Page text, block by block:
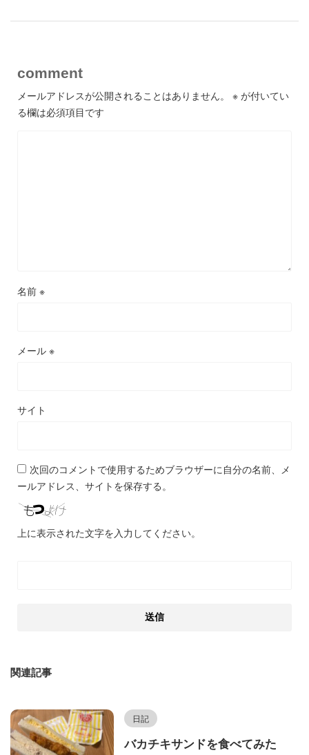
comment
メールアドレスが公開されることはありません。 ※ が付いてい
る欄は必須項目です
名前 ※
メール ※
サイト
次回のコメントで使用するためブラウザーに自分の名前、メ
ールアドレス、サイトを保存する。
上に表示された文字を入力してください。
関連記事
日記
バカチキサンドを食べてみた